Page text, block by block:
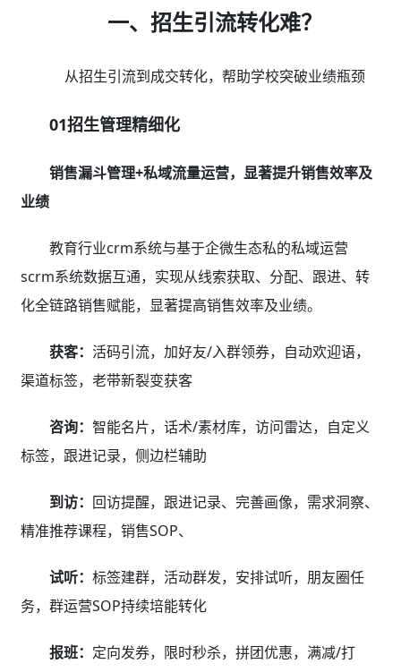
一、招生引流转化难？
从招生引流到成交转化，帮助学校突破业绩瓶颈
01招生管理精细化
销售漏斗管理+私域流量运营，显著提升销售效率及
业绩
教育行业crm系统与基于企微生态私的私域运营
scrm系统数据互通，实现从线索获取、分配、跟进、转
化全链路销售赋能，显著提高销售效率及业绩。
获客： 活码引流，加好友/入群领券，自动欢迎语，
渠道标签，老带新裂变获客
咨询： 智能名片，话术/素材库，访问雷达，自定义
标签，跟进记录，侧边栏辅助
到访： 回访提醒，跟进记录、完善画像，需求洞察、
精准推荐课程，销售SOP、
试听： 标签建群，活动群发，安排试听，朋友圈任
务，群运营SOP持续培能转化
报班： 定向发券，限时秒杀，拼团优惠，满减/打